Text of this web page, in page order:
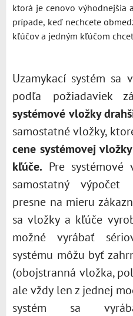
ktorá je cenovo výhodnejšia
prípade, keď nechcete
kľúčov a jedným kľúčom
Uzamykací systém sa
podľa požiadaviek
systémové vložky
samostatné vložky,
cene systémovej
kľúče. Pre
samostatný výpočet
presne na mieru
sa vložky a kľúče
možné vyrábať
systému môžu byť
(obojstranná vložka,
ale vždy len z jednej
systém sa